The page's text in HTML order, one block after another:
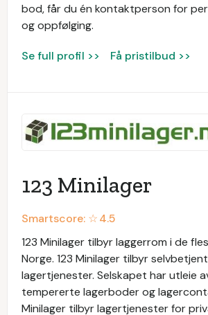
bod, får du én kontaktperson for
og oppfølging.
Se full profil >> Få pristilbud >>
123 Minilager
Smartscore: ☆4.5
123 Minilager tilbyr laggerrom i de
Norge. 123 Minilager tilbyr
lagertjenester. Selskapet har utleie
tempererte lagerboder og
Minilager tilbyr lagertjenester for